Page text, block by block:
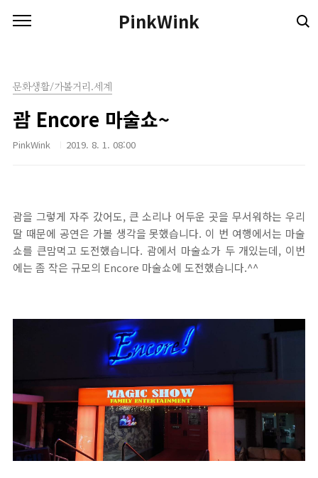
PinkWink
문화생활/가볼거리.세계
괌 Encore 마술쇼~
PinkWink 2019. 8. 1. 08:00
괌을 그렇게 자주 갔어도, 큰 소리나 어두운 곳을 무서워하는 우리
딸 때문에 공연은 가볼 생각을 못했습니다. 이 번 여행에서는 마술
쇼를 큰맘먹고 도전했습니다. 괌에서 마술쇼가 두 개있는데, 이번
에는 좀 작은 규모의 Encore 마술쇼에 도전했습니다.^^